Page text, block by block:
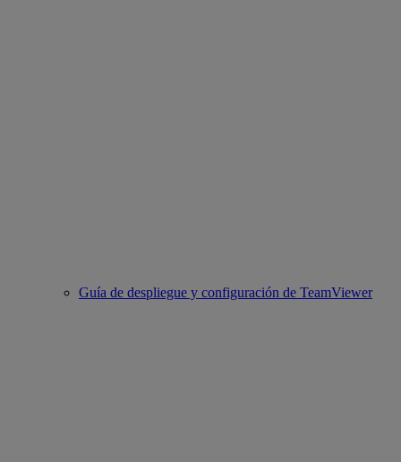
Guía de despliegue y configuración de TeamViewer